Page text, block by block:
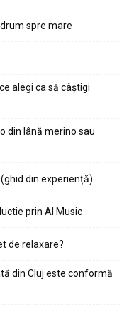
spre mare
alegi ca să câștigi
din lână merino sau
din experiență)
prin AI Music
de relaxare?
din Cluj este conformă